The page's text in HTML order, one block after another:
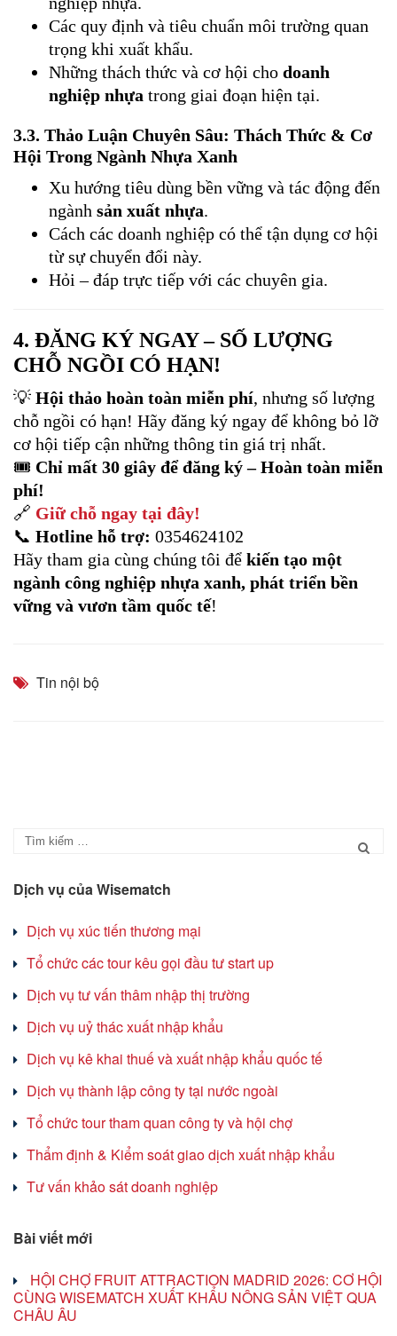
Các quy định và tiêu chuẩn môi trường quan
trọng khi xuất khẩu.
Những thách thức và cơ hội cho doanh
nghiệp nhựa trong giai đoạn hiện tại.
3.3. Thảo Luận Chuyên Sâu: Thách Thức & Cơ
Hội Trong Ngành Nhựa Xanh
Xu hướng tiêu dùng bền vững và tác động đến
ngành sản xuất nhựa.
Cách các doanh nghiệp có thể tận dụng cơ hội
từ sự chuyển đổi này.
Hỏi – đáp trực tiếp với các chuyên gia.
4. ĐĂNG KÝ NGAY – SỐ LƯỢNG
CHỖ NGỒI CÓ HẠN!
💡 Hội thảo hoàn toàn miễn phí, nhưng số lượng
chỗ ngồi có hạn! Hãy đăng ký ngay để không bỏ lỡ
cơ hội tiếp cận những thông tin giá trị nhất.
🎟 Chỉ mất 30 giây để đăng ký – Hoàn toàn miễn
phí!
🔗 Giữ chỗ ngay tại đây!
📞 Hotline hỗ trợ: 0354624102
Hãy tham gia cùng chúng tôi để kiến tạo một
ngành công nghiệp nhựa xanh, phát triển bền
vững và vươn tầm quốc tế!
Tin nội bộ
Dịch vụ của Wisematch
Dịch vụ xúc tiến thương mại
Tổ chức các tour kêu gọi đầu tư start up
Dịch vụ tư vấn thâm nhập thị trường
Dịch vụ uỷ thác xuất nhập khẩu
Dịch vụ kê khai thuế và xuất nhập khẩu quốc tế
Dịch vụ thành lập công ty tại nước ngoài
Tổ chức tour tham quan công ty và hội chợ
Thẩm định & Kiểm soát giao dịch xuất nhập khẩu
Tư vấn khảo sát doanh nghiệp
Bài viết mới
HỘI CHỢ FRUIT ATTRACTION MADRID 2026: CƠ HỘI
CÙNG WISEMATCH XUẤT KHẨU NÔNG SẢN VIỆT QUA
CHÂU ÂU